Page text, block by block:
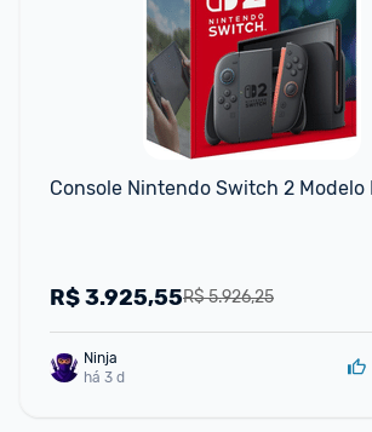
Console Nintendo Switch 2 Modelo
R$ 5.926,25
R$3.925,55
há 3 d